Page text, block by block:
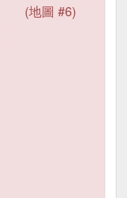
(地圖 #6)